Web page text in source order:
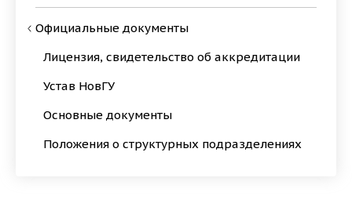
Официальные документы
Лицензия, свидетельство об аккредитации
Устав НовГУ
Основные документы
Положения о структурных подразделениях